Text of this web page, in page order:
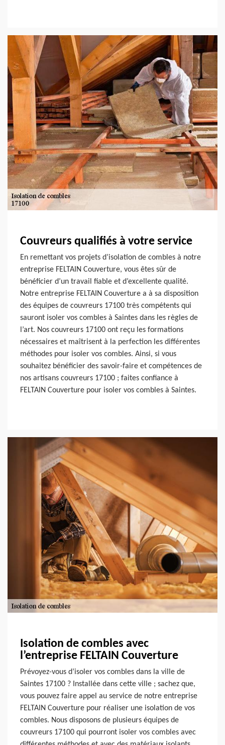
Couvreurs qualifiés à votre service
En remettant vos projets d’isolation de combles à notre
entreprise FELTAIN Couverture, vous êtes sûr de
bénéficier d’un travail fiable et d’excellente qualité.
Notre entreprise FELTAIN Couverture a à sa disposition
des équipes de couvreurs 17100 très compétents qui
sauront isoler vos combles à Saintes dans les règles de
l’art. Nos couvreurs 17100 ont reçu les formations
nécessaires et maîtrisent à la perfection les différentes
méthodes pour isoler vos combles. Ainsi, si vous
souhaitez bénéficier des savoir-faire et compétences de
nos artisans couvreurs 17100 ; faites confiance à
FELTAIN Couverture pour isoler vos combles à Saintes.
Isolation de combles avec
l’entreprise FELTAIN Couverture
Prévoyez-vous d’isoler vos combles dans la ville de
Saintes 17100 ? Installée dans cette ville ; sachez que,
vous pouvez faire appel au service de notre entreprise
FELTAIN Couverture pour réaliser une isolation de vos
combles. Nous disposons de plusieurs équipes de
couvreurs 17100 qui pourront isoler vos combles avec